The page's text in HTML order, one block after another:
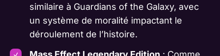
similaire à Guardians of the Galaxy, avec
un système de moralité impactant le
déroulement de l’histoire​​.